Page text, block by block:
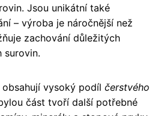
Jsou unikátní také
– výroba je náročnější než
zachování důležitých
surovin.
obsahují vysoký podíl čerstvého
část tvoří další potřebné